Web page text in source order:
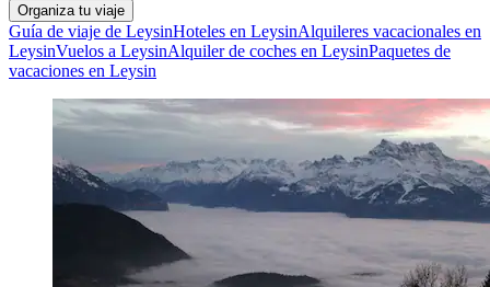
Organiza tu viaje
Guía de viaje de LeysinHoteles en LeysinAlquileres vacacionales en
LeysinVuelos a LeysinAlquiler de coches en LeysinPaquetes de
vacaciones en Leysin